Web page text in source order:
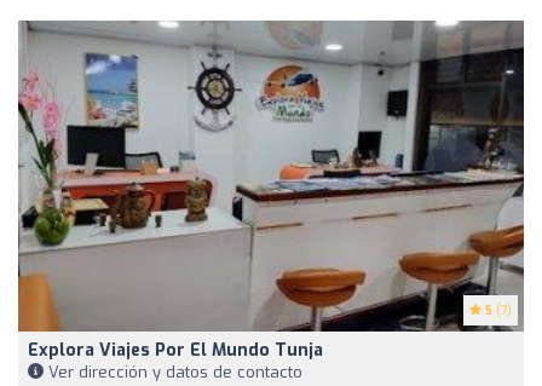
5 (7)
Explora Viajes Por El Mundo Tunja
Ver dirección y datos de contacto